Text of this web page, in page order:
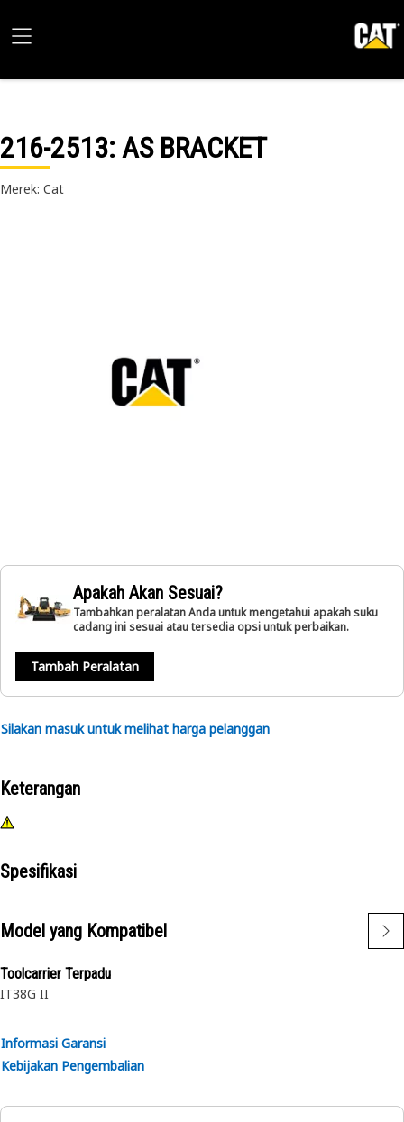
216-2513: AS BRACKET
Merek: Cat
Apakah Akan Sesuai?
Tambahkan peralatan Anda untuk mengetahui apakah suku
cadang ini sesuai atau tersedia opsi untuk perbaikan.
Tambah Peralatan
Silakan masuk untuk melihat harga pelanggan
Keterangan
Spesifikasi
Model yang Kompatibel
Toolcarrier Terpadu
IT38G II
Informasi Garansi
Kebijakan Pengembalian